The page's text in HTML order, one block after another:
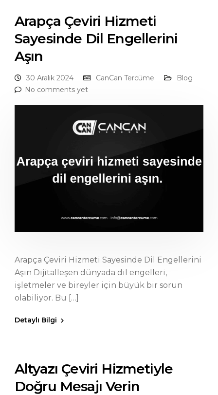
Arapça Çeviri Hizmeti
Sayesinde Dil Engellerini
Aşın
30 Aralık 2024 CanCan Tercüme
Blog
No comments yet
Arapça Çeviri Hizmeti Sayesinde Dil Engellerini
Aşın Dijitalleşen dünyada dil engelleri,
işletmeler ve bireyler için büyük bir sorun
olabiliyor. Bu […]
Detaylı Bilgi
Altyazı Çeviri Hizmetiyle
Doğru Mesajı Verin